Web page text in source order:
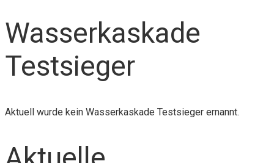
Wasserkaskade
Testsieger
Aktuell wurde kein Wasserkaskade Testsieger ernannt.